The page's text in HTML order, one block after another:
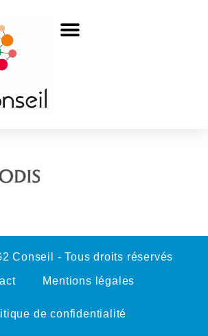
Conseil - Tous droits réservés
Mentions légales
de confidentialité